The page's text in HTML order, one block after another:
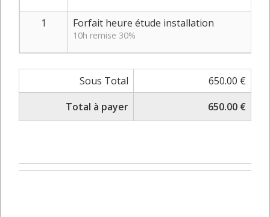
1 Forfait heure étude installation
10h remise 30%
Sous Total
650.00 €
Total à payer
650.00 €